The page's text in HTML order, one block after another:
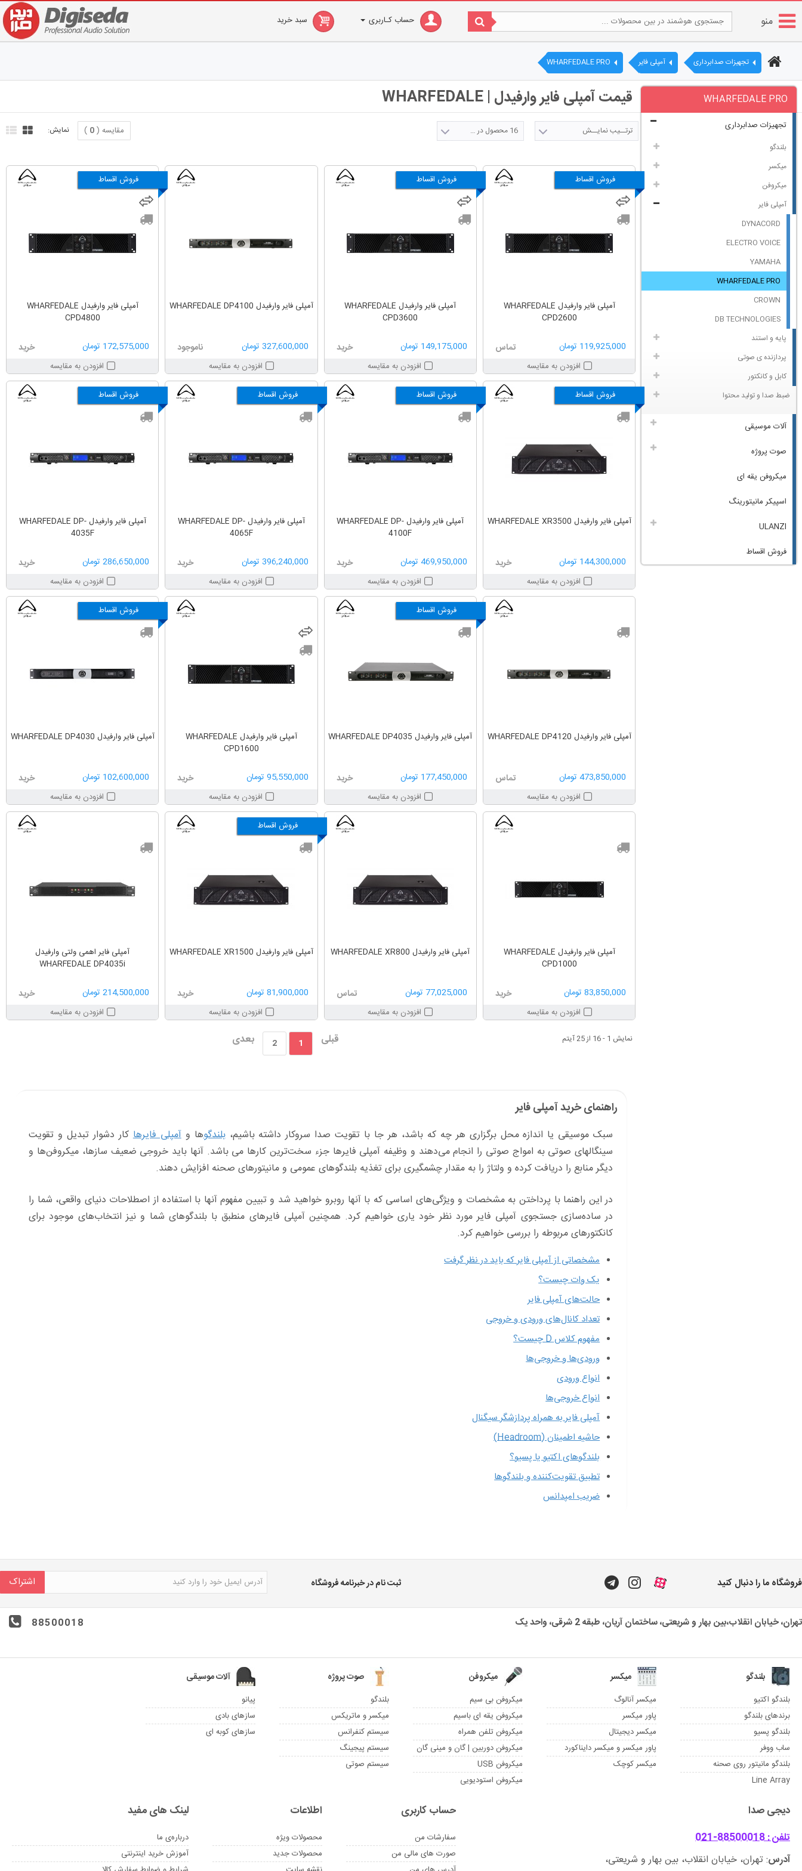
منو حساب کـاربری سبد خرید
تجهیزات صدابرداری آمپلی فایر WHARFEDALE PRO
قیمت آمپلی فایر وارفیدل | WHARFEDALE
نمایش: ترتــیب نمایــش 16 محصول در صفحه مقایسه (0
)
فروش اقساط
آمپلی فایر وارفیدل WHARFEDALE
CPD2600
119,925,000 تومان تماس
افزودن به مقایسه
فروش اقساط
آمپلی فایر وارفیدل WHARFEDALE
CPD3600
149,175,000 تومان خرید
افزودن به مقایسه
آمپلی فایر وارفیدل WHARFEDALE DP4100
327,600,000 تومان ناموجود
افزودن به مقایسه
فروش اقساط
آمپلی فایر وارفیدل WHARFEDALE
CPD4800
172,575,000 تومان خرید
افزودن به مقایسه
فروش اقساط
آمپلی فایر وارفیدل WHARFEDALE XR3500
144,300,000 تومان خرید
افزودن به مقایسه
فروش اقساط
آمپلی فایر وارفیدل WHARFEDALE DP-
4100F
469,950,000 تومان خرید
افزودن به مقایسه
فروش اقساط
آمپلی فایر وارفیدل WHARFEDALE DP-
4065F
396,240,000 تومان خرید
افزودن به مقایسه
فروش اقساط
آمپلی فایر وارفیدل WHARFEDALE DP-
4035F
286,650,000 تومان خرید
افزودن به مقایسه
آمپلی فایر وارفیدل WHARFEDALE DP4120
473,850,000 تومان تماس
افزودن به مقایسه
فروش اقساط
آمپلی فایر وارفیدل WHARFEDALE DP4035
177,450,000 تومان خرید
افزودن به مقایسه
آمپلی فایر وارفیدل WHARFEDALE
CPD1600
95,550,000 تومان خرید
افزودن به مقایسه
فروش اقساط
آمپلی فایر وارفیدل WHARFEDALE DP4030
102,600,000 تومان خرید
افزودن به مقایسه
آمپلی فایر وارفیدل WHARFEDALE
CPD1000
83,850,000 تومان خرید
افزودن به مقایسه
آمپلی فایر وارفیدل WHARFEDALE XR800
77,025,000 تومان تماس
افزودن به مقایسه
فروش اقساط
آمپلی فایر وارفیدل WHARFEDALE XR1500
81,900,000 تومان خرید
افزودن به مقایسه
آمپلی فایر اهمی ولتی وارفیدل
WHARFEDALE DP4035i
214,500,000 تومان خرید
افزودن به مقایسه
قبلی 1
2 بعدی نمایش 1 - 16 از 25 آیتم
راهنمای خرید آمپلی فایر
سبک موسیقی یا اندازه محل برگزاری هر چه که باشد، هر جا با تقویت صدا سروکار داشته باشیم،بلندگوها وآمپلی فایرهاکار دشوار تبدیل و تقویت
سینگالهای صوتی به امواج صوتی را انجام می‌دهند و وظیفه آمپلی فایرها جزء سخت‌ترین کارها می باشد. آنها باید خروجی ضعیف سازها، میکروفن‌ها و
دیگر منابع را دریافت کرده و ولتاژ را به مقدار چشمگیری برای تغذیه بلندگوهای عمومی و مانیتورهای صحنه افزایش دهند.
در این راهنما با پرداختن به مشخصات و ویژگی‌های اساسی که با آنها روبرو خواهید شد و تبیین مفهوم آنها با استفاده از اصطلاحات دنیای واقعی، شما را
در ساده‌سازی جستجوی آمپلی فایر مورد نظر خود یاری خواهیم کرد. همچنین آمپلی فایرهای منطبق با بلندگوهای شما و نیز انتخاب‌های موجود برای
کانکتورهای مربوطه را بررسی خواهیم کرد.
مشخصاتی از آمپلی فایر که باید در نظر گرفت
یک وات چیست؟
حالت‌های آمپلی فایر
تعداد کانال‌های ورودی و خروجی
مفهوم کلاس D چیست؟
ورودی‌ها و خروجی‌ها
انواع ورودی
انواع خروجی‌ها
آمپلی فایر به همراه پردازشگر سیگنال
حاشیه اطمینان (Headroom)
بلندگوهای اکتیو یا پسیو؟
تطبیق تقویت‌کننده و بلندگوها
ضریب امپدانس
WHARFEDALE PRO
تجهیزات صدابرداری
بلندگو
میکسر
میکروفن
آمپلی فایر
DYNACORD
ELECTRO VOICE
YAMAHA
WHARFEDALE PRO
CROWN
DB TECHNOLOGIES
پایه و استند
پردازنده ی صوتی
کابل و کانکتور
ضبط صدا و تولید محتوا
آلات موسیقی
صوت پروژه
میکروفن یقه ای
اسپیکر مانیتورینگ
ULANZI
فروش اقساط
فروشگاه ما را دنبال کنید ثبت نام در خبرنامه فروشگاه اشتراک
تهران، خیابان انقلاب،بین بهار و شریعتی، ساختمان آریان، طبقه 2 شرقی، واحد یک 88500018
بلندگو
بلندگو اکتیو
برندهای بلندگو
بلندگو پسیو
ساب ووفر
بلندگو مانیتور روی صحنه
Line Array
میکسر
میکسر آنالوگ
پاور میکسر
میکسر دیجیتال
پاور میکسر و میکسر دایناکورد
میکسر کوچک
میکروفن
میکروفن بی سیم
میکروفن یقه ای باسیم
میکروفن تلفن همراه
میکروفن دوربین | گان و مینی گان
میکروفن USB
میکروفن استودیویی
صوت پروژه
بلندگو
میکسر و ماتریکس
سیستم کنفرانس
سیستم پیجینگ
سیستم صوتی
آلات موسیقی
پیانو
سازهای بادی
سازهای کوبه ای
دیجی صدا
تلفن : 88500018-021
آدرس: تهران، خیابان انقلاب، بین بهار و شریعتی،
حساب کاربری
سفارشات من
صورت های مالی من
اطلاعات
محصولات ویژه
محصولات جدید
لینک های مفید
درباره‌ی ما
آموزش خرید اینترنتی